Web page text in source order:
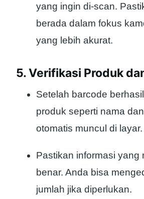
yang ingin di-scan.
berada dalam fokus
yang lebih akurat.
5. Verifikasi Produk
Setelah barcode
produk seperti nama
otomatis muncul di layar.
Pastikan informasi yang
benar. Anda bisa
jumlah jika diperlukan.